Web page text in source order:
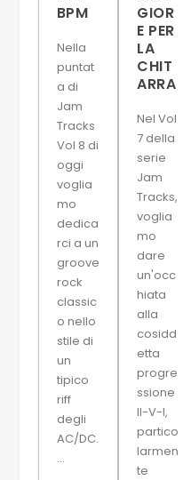
BPM
Nella
puntat
a di
Jam
Tracks
Vol 8 di
oggi
voglia
mo
dedica
rci a un
groove
rock
classic
o nello
stile di
un
tipico
riff
degli
AC/DC.
...
GIOR
E PER
LA
CHIT
ARRA
Nel Vol
7 della
serie
Jam
Tracks,
voglia
mo
dare
un'occ
hiata
alla
cosidd
etta
progre
ssione
II-V-I,
partico
larmen
te